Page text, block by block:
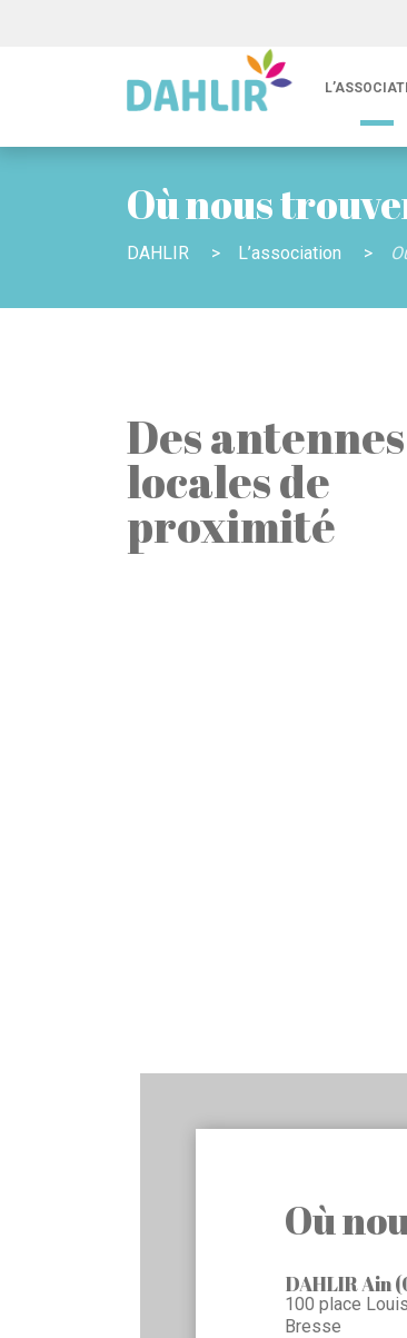
Où nous
DAHLIR > L’association >
Des antennes
locales de
proximité
Où
DAHLIR Ain
100 place
Bresse